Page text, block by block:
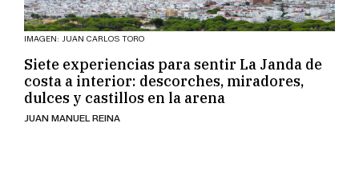
IMAGEN: JUAN CARLOS TORO
Siete experiencias para sentir La Janda de
costa a interior: descorches, miradores,
dulces y castillos en la arena
JUAN MANUEL REINA